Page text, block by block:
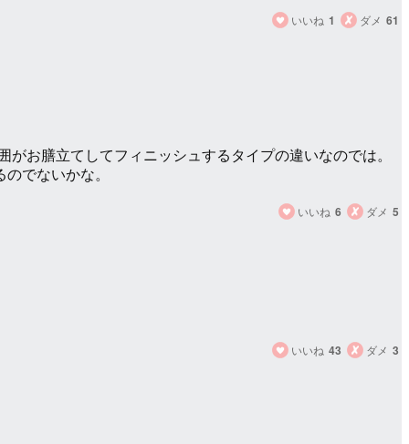
いいね 1 ダメ 61
お膳立てしてフィニッシュするタイプの違いなのでは。
でないかな。
いいね 6 ダメ 5
いいね 43 ダメ 3